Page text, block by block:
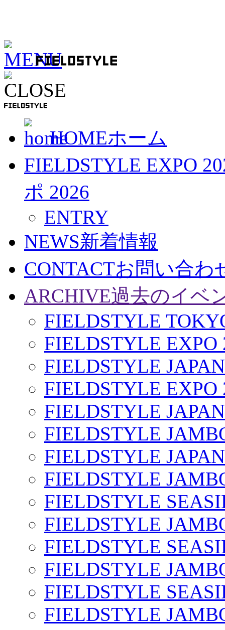
HOMEホーム
FIELDSTYLE EXPO
ポ 2026
ENTRY
NEWS新着情報
CONTACTお問い合わ
ARCHIVE過去のイベ
FIELDSTYLE
FIELDSTYLE EXPO
FIELDSTYLE
FIELDSTYLE EXPO
FIELDSTYLE
FIELDSTYLE
FIELDSTYLE
FIELDSTYLE
FIELDSTYLE
FIELDSTYLE
FIELDSTYLE
FIELDSTYLE
FIELDSTYLE
FIELDSTYLE